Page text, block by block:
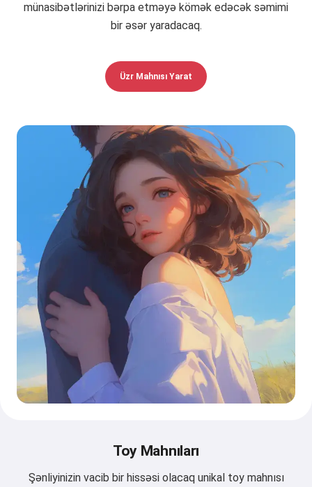
münasibətlərinizi bərpa etməyə kömək edəcək səmimi
bir əsər yaradacaq.
Üzr Mahnısı Yarat
Toy Mahnıları
Şənliyinizin vacib bir hissəsi olacaq unikal toy mahnısı